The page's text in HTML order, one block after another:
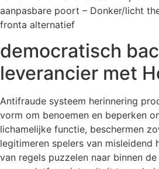
aanpasbare poort – Donker/licht
fronta alternatief
democratisch
leverancier met
Antifraude systeem herinnering
vorm om benoemen en beperken
lichamelijke functie, beschermen
legitimeren spelers van misleidend
van regels puzzelen naar binnen